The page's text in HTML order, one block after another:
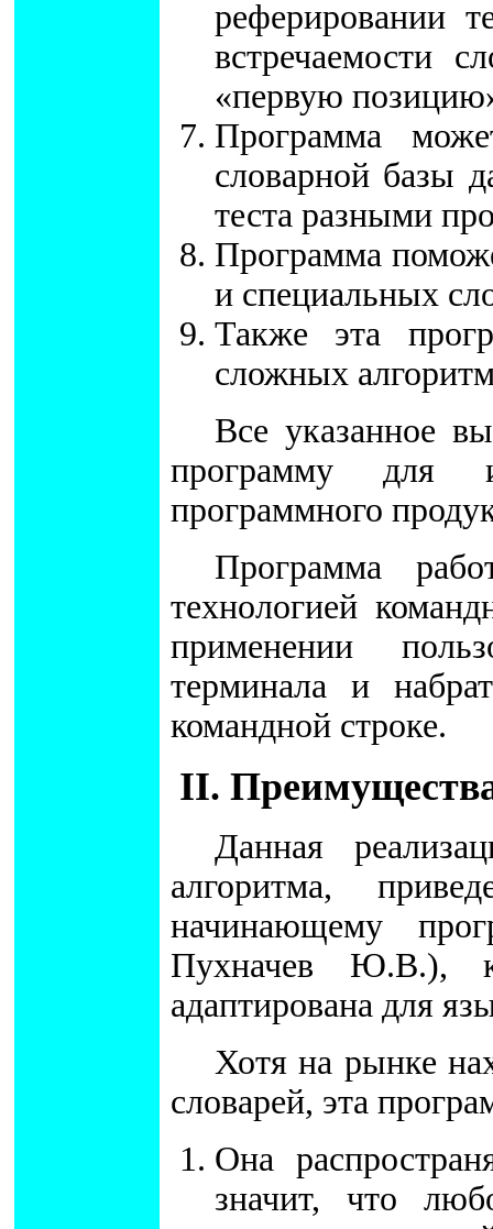
реферировании
встречаемости
«первую
Программа
словарной базы
теста разными
Программа
и специальных
Также эта
сложных
Все указанное
программу для
программного
Программа
технологией
применении
терминала и
командной строке.
II.
Данная
алгоритма,
начинающему
Пухначев Ю.В.),
адаптирована для
Хотя на рынке
словарей, эта
Она
значит, что